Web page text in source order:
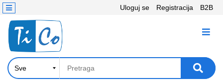
Uloguj se Registracija B2B
KATEGORIJE
Računari,
Komponente
Kontakt